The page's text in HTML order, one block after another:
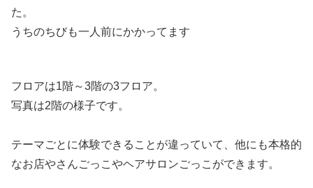
た。
うちのちびも一人前にかかってます
フロアは1階～3階の3フロア。
写真は2階の様子です。
テーマごとに体験できることが違っていて、他にも本格的
なお店やさんごっこやヘアサロンごっこができます。